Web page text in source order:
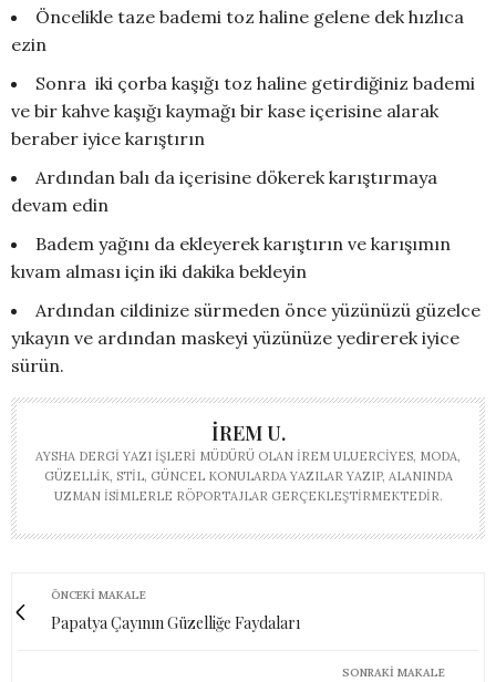
Öncelikle taze bademi toz haline gelene dek hızlıca
ezin
Sonra iki çorba kaşığı toz haline getirdiğiniz bademi
ve bir kahve kaşığı kaymağı bir kase içerisine alarak
beraber iyice karıştırın
Ardından balı da içerisine dökerek karıştırmaya
devam edin
Badem yağını da ekleyerek karıştırın ve karışımın
kıvam alması için iki dakika bekleyin
Ardından cildinize sürmeden önce yüzünüzü güzelce
yıkayın ve ardından maskeyi yüzünüze yedirerek iyice
sürün.
İREM U.
AYSHA DERGI YAZI İŞLERI MÜDÜRÜ OLAN İREM ULUERCIYES, MODA,
GÜZELLIK, STIL, GÜNCEL KONULARDA YAZILAR YAZIP, ALANINDA
UZMAN ISIMLERLE RÖPORTAJLAR GERÇEKLEŞTIRMEKTEDIR.
ÖNCEKI MAKALE
Papatya Çayının Güzelliğe Faydaları
SONRAKI MAKALE